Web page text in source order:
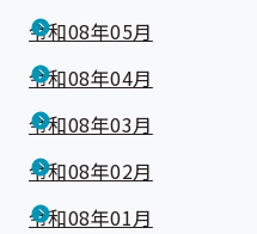
令和08年05月
令和08年04月
令和08年03月
令和08年02月
令和08年01月